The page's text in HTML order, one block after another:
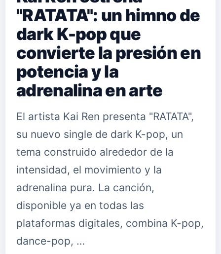
"RATATA": un himno de
dark K-pop que
convierte la presión en
potencia y la
adrenalina en arte
El artista Kai Ren presenta "RATATA",
su nuevo single de dark K-pop, un
tema construido alrededor de la
intensidad, el movimiento y la
adrenalina pura. La canción,
disponible ya en todas las
plataformas digitales, combina K-pop,
dance-pop, …